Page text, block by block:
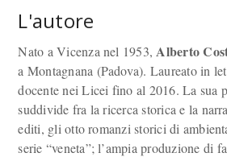
L'autore
Nato a Vicenza nel 1953, Alberto
a Montagnana (Padova). Laureato in
docente nei Licei fino al 2016. La sua
suddivide fra la ricerca storica e la
editi, gli otto romanzi storici di
serie “veneta”; l’ampia produzione di